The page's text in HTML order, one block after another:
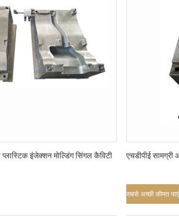
इंजेक्शन मोल्डिंग सिंगल कैविटी एचडीपीई सामग्री
सबसे अच्छी कीमत पाएं